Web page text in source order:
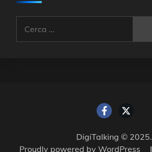
per:
DigiTalking © 2025.
Proudly powered by WordPress
|